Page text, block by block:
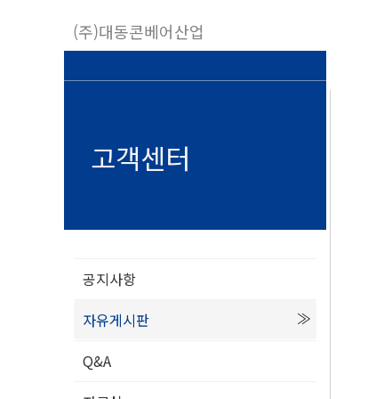
(주)대동콘베어산업
고객센터
공지사항
자유게시판
Q&A